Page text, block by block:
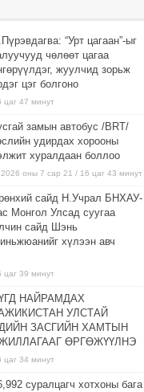
“Урт цагаан”-ыг
чөлөөт цагаа
жуулчид зорьж
цэг болгоно
47 минут
замын автобус /BRT/
удирдах хорооны
хуралдаан боллоо
2026 оны 7 сар 21 / 16 цаг 43 минут
сайд Н.Учрал БНХАУ-
Монгол Улсад суугаа
сайд Шэнь
хүлээн авч
39 минут
НАЙРАМДАХ
УЛСТАЙ
ЗАСГИЙН ХАМТЫН
ӨРГӨЖҮҮЛНЭ
34 минут
суралцагч хотхоны бага